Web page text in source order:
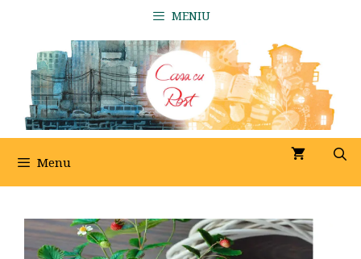
conținut
MENIU
Menu